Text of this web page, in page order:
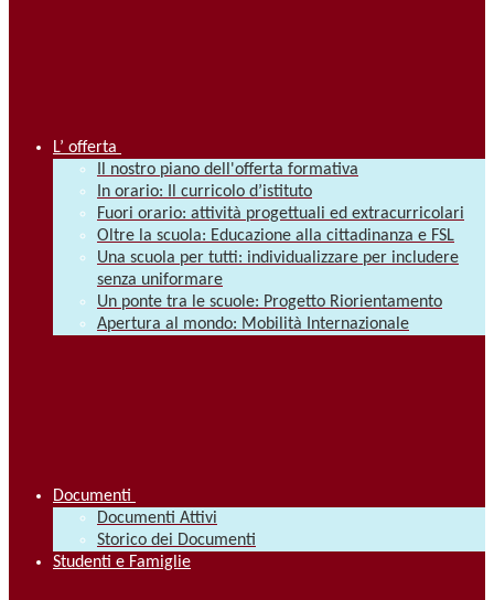
L’ offerta
Il nostro piano dell'offerta formativa
In orario: Il curricolo d’istituto
Fuori orario: attività progettuali ed extracurricolari
Oltre la scuola: Educazione alla cittadinanza e FSL
Una scuola per tutti: individualizzare per includere
senza uniformare
Un ponte tra le scuole: Progetto Riorientamento
Apertura al mondo: Mobilità Internazionale
Documenti
Documenti Attivi
Storico dei Documenti
Studenti e Famiglie